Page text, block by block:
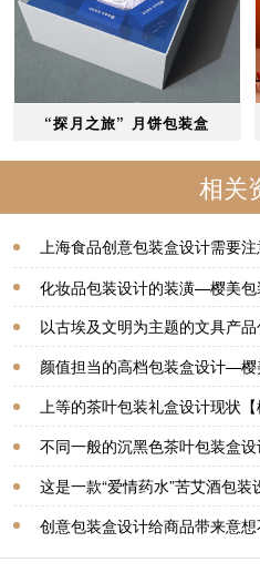
“探月之旅” 月饼包装盒
相关
上海食品创意包装盒设计需要
化妆品包装设计的装潢—樱美包
以古埃及文明为主题的文具产
颜值担当的高档包装盒设计—樱
上等的茶叶包装礼盒设计现状【
不同一般的沉黑色茶叶包装盒
这是一款“爱情药水”苦艾酒包装
创意包装盒设计给商品带来意
装